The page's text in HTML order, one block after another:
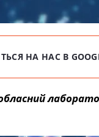
НА НАС В